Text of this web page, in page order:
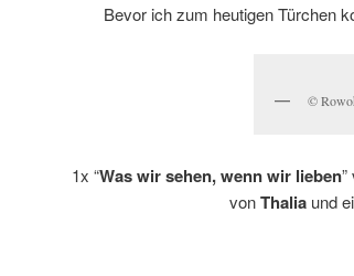
Bevor ich zum heutigen Türchen
©
1x “Was wir sehen, wenn wir lieben”
vonThalia und